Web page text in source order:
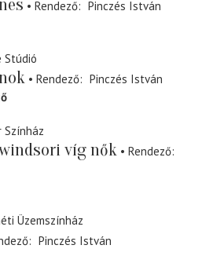
Rendező
Pinczés István
Stúdió
Rendező
Pinczés István
Színház
víg nők
Rendező
Üzemszínház
Pinczés István